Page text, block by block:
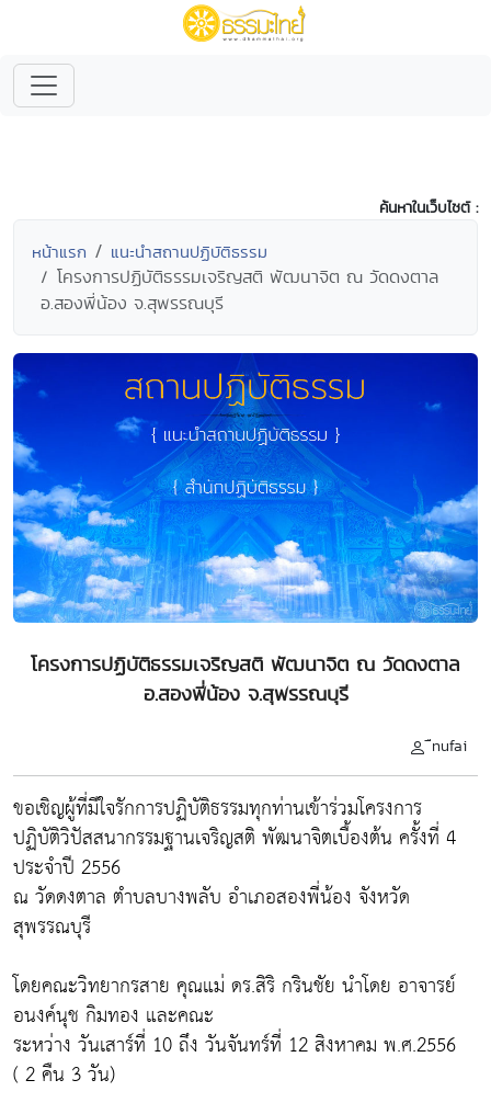
ค้นหาในเว็บไซต์ :
หน้าแรก แนะนำสถานปฏิบัติธรรม
โครงการปฏิบัติธรรมเจริญสติ พัฒนาจิต ณ วัดดงตาล
อ.สองพี่น้อง จ.สุพรรณบุรี
โครงการปฏิบัติธรรมเจริญสติ พัฒนาจิต ณ วัดดงตาล
อ.สองพี่น้อง จ.สุพรรณบุรี
ืnufai
ขอเชิญผู้ที่มีใจรักการปฏิบัติธรรมทุกท่านเข้าร่วมโครงการ
ปฏิบัติวิปัสสนากรรมฐานเจริญสติ พัฒนาจิตเบื้องต้น ครั้งที่ 4
ประจำปี 2556
ณ วัดดงตาล ตำบลบางพลับ อำเภอสองพี่น้อง จังหวัด
สุพรรณบุรี
โดยคณะวิทยากรสาย คุณแม่ ดร.สิริ กรินชัย นำโดย อาจารย์
อนงค์นุช กิมทอง และคณะ
ระหว่าง วันเสาร์ที่ 10 ถึง วันจันทร์ที่ 12 สิงหาคม พ.ศ.2556
( 2 คืน 3 วัน)